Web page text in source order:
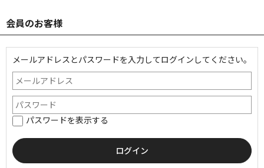
会員のお客様
メールアドレスとパスワードを入力してログインしてください。
パスワードを表示する